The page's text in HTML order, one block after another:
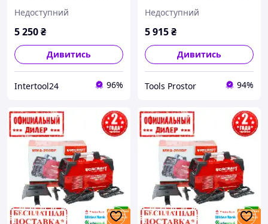
А)
Недоступний
5 250₴
Дивитись
Intertool24 96%
Недоступний
5 915₴
Дивитись
Tools Prostor 94%